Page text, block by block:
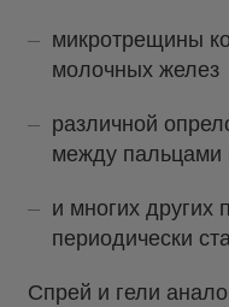
микротрещины
молочных желез
различной
между пальцами
и многих других
периодически
Спрей и гели